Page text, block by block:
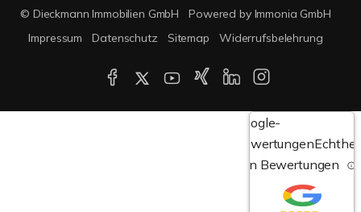
© Dieckmann Immobilien GmbH
Powered by Immonia GmbH
Impressum
Datenschutz Sitemap Widerrufsbelehrung
Google-
Bewertungen
von Bewertungen